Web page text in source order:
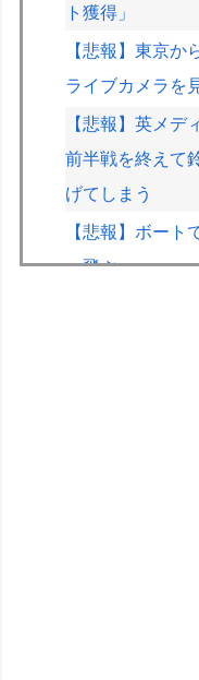
ト獲得」
【悲報】東京
ライブカメラを
【悲報】英メ
前半戦を終えて
げてしまう
【悲報】ボート
っ飛ぶｗｗｗｗ